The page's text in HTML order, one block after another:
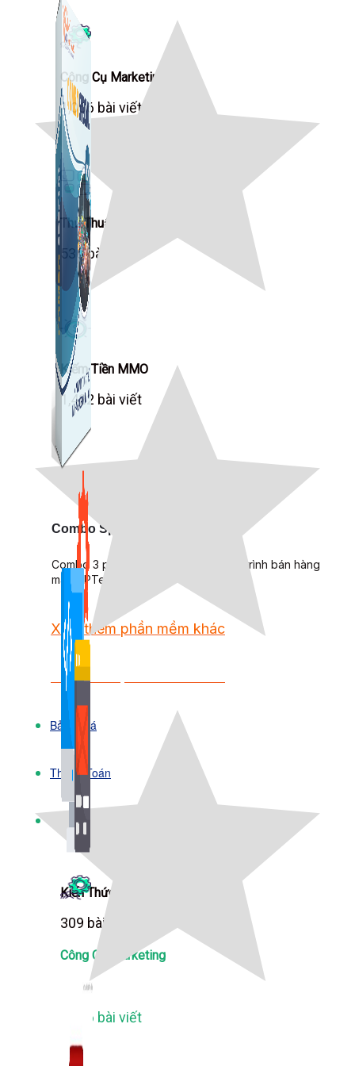
Công Cụ Marketing
1,066 bài viết
Thủ Thuật Facebook
536 bài viết
Kiếm Tiền MMO
1,422 bài viết
Kiến Thức Website
309 bài viết
Combo Special
Combo 3 phần mềm tự chọn: chương trình bán hàng
mà ATPTeam triển khai.
Xem thêm phần mềm khác
Xem thêm phần mềm khác
Bảng Giá
Thanh Toán
Kiến Thức Marketing
Công Cụ Marketing
1,066 bài viết